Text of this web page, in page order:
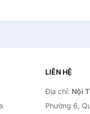
LIÊN HỆ
Địa chỉ: Nội
Phường 6,